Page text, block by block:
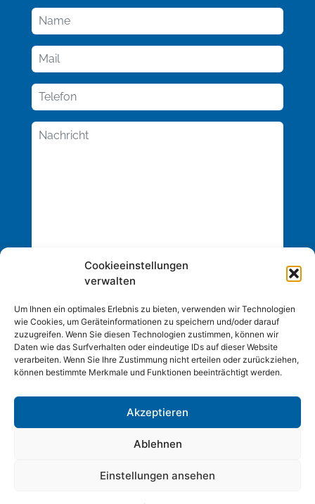
Cookieeinstellungen
verwalten
Um Ihnen ein optimales Erlebnis zu bieten, verwenden wir Technologien
wie Cookies, um Geräteinformationen zu speichern und/oder darauf
zuzugreifen. Wenn Sie diesen Technologien zustimmen, können wir
Daten wie das Surfverhalten oder eindeutige IDs auf dieser Website
verarbeiten. Wenn Sie Ihre Zustimmung nicht erteilen oder zurückziehen,
können bestimmte Merkmale und Funktionen beeinträchtigt werden.
Akzeptieren
Ablehnen
Einstellungen ansehen
Copyright © 2026 Inc. Alle Rechte vorbehalten.
BOLDfriends